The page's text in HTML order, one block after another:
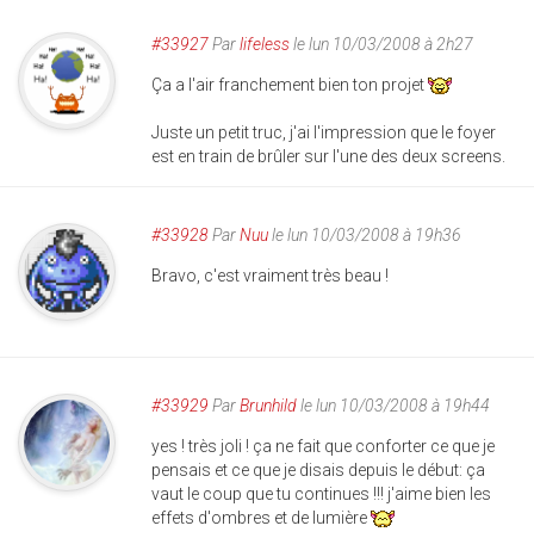
#33927Parlifelessle lun 10/03/2008 à 2h27
Ça a l'air franchement bien ton projet
Juste un petit truc, j'ai l'impression que le foyer
est en train de brûler sur l'une des deux screens.
#33928ParNuule lun 10/03/2008 à 19h36
Bravo, c'est vraiment très beau !
#33929 ParBrunhildle lun 10/03/2008 à 19h44
yes ! très joli ! ça ne fait que conforter ce que je
pensais et ce que je disais depuis le début: ça
vaut le coup que tu continues !!! j'aime bien les
effets d'ombres et de lumière